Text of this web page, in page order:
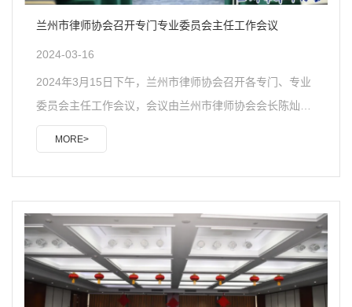
兰州市律师协会召开专门专业委员会主任工作会议
2024-03-16
2024年3月15日下午，兰州市律师协会召开各专门、专业
委员会主任工作会议，会议由兰州市律师协会会长陈灿主
持。公职公司律师工作委员会主任赵亚明、参政议政工作
委员会主任谢富萍、刑事专业委员会主任张晓军、一带一
路（涉外）专业委员会主任吴继红、纪律与惩戒工作委员
会副主任高秉明依次进行现场述职，其他各专委会主任提
交了书面述职报告。兰州市律师协会公职公司律师工作委
员会主任赵亚明兰州市律师协会参政议政工作委员会主任
谢富萍依兰州市律师协会刑事专业委员会主任张晓军兰州
市律师协会一带一路（涉外）专业委员会主任吴继红兰州
MORE>